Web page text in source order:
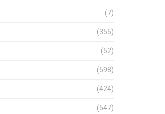
(7)
(355)
(52)
(598)
(424)
(547)